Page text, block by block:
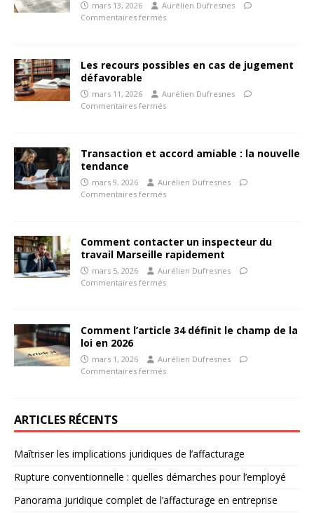
mars 13, 2026
Aurélien Dufresnes
Commentaires fermés
Les recours possibles en cas de jugement
défavorable
mars 11, 2026
Aurélien Dufresnes
Commentaires fermés
Transaction et accord amiable : la nouvelle
tendance
mars 9, 2026
Aurélien Dufresnes
Commentaires fermés
Comment contacter un inspecteur du
travail Marseille rapidement
mars 5, 2026
Aurélien Dufresnes
Commentaires fermés
Comment l’article 34 définit le champ de la
loi en 2026
mars 1, 2026
Aurélien Dufresnes
Commentaires fermés
ARTICLES RÉCENTS
Maîtriser les implications juridiques de l’affacturage
Rupture conventionnelle : quelles démarches pour l’employé
Panorama juridique complet de l’affacturage en entreprise